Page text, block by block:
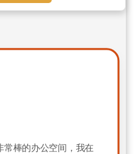
常棒的办公空间，我在